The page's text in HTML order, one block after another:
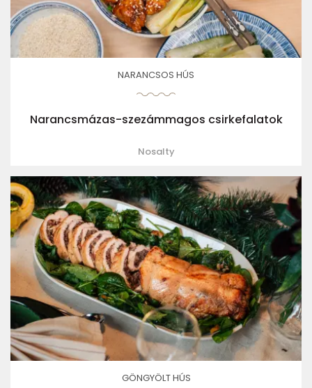
NARANCSOS HÚS
Narancsmázas-szezámmagos csirkefalatok
Nosalty
GÖNGYÖLT HÚS